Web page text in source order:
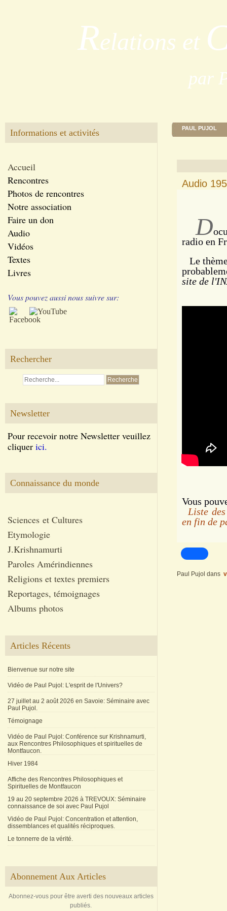
Relations et
par
Informations et activités
Accueil
Rencontres
Photos de rencontres
Notre association
Faire un don
Audio
Vidéos
Textes
Livres
Vous pouvez aussi nous suivre sur:
Rechercher
Newsletter
Pour recevoir notre Newsletter veuillez
cliquer ici.
Connaissance du monde
Sciences et Cultures
Etymologie
J.Krishnamurti
Paroles Amérindiennes
Religions et textes premiers
Reportages, témoignages
Albums photos
Articles Récents
Bienvenue sur notre site
Vidéo de Paul Pujol: L'esprit de l'Univers?
27 juillet au 2 août 2026 en Savoie: Séminaire avec
Paul Pujol.
Témoignage
Vidéo de Paul Pujol: Conférence sur Krishnamurti,
aux Rencontres Philosophiques et spirituelles de
Montfaucon.
Hiver 1984
Affiche des Rencontres Philosophiques et
Spirituelles de Montfaucon
19 au 20 septembre 2026 à TREVOUX: Séminaire
connaissance de soi avec Paul Pujol
Vidéo de Paul Pujol: Concentration et attention,
dissemblances et qualités réciproques.
Le tonnerre de la vérité.
Abonnement Aux Articles
Abonnez-vous pour être averti des nouveaux articles
publiés.
PAUL PUJOL
Audio
D
radio en
Le
site de
Vous
Liste
en fin de
Paul Pujol dans